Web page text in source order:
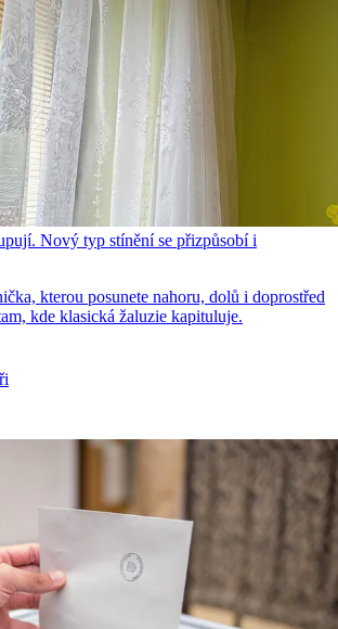
Nový typ stínění se přizpůsobí i
kterou posunete nahoru, dolů i doprostřed
kde klasická žaluzie kapituluje.